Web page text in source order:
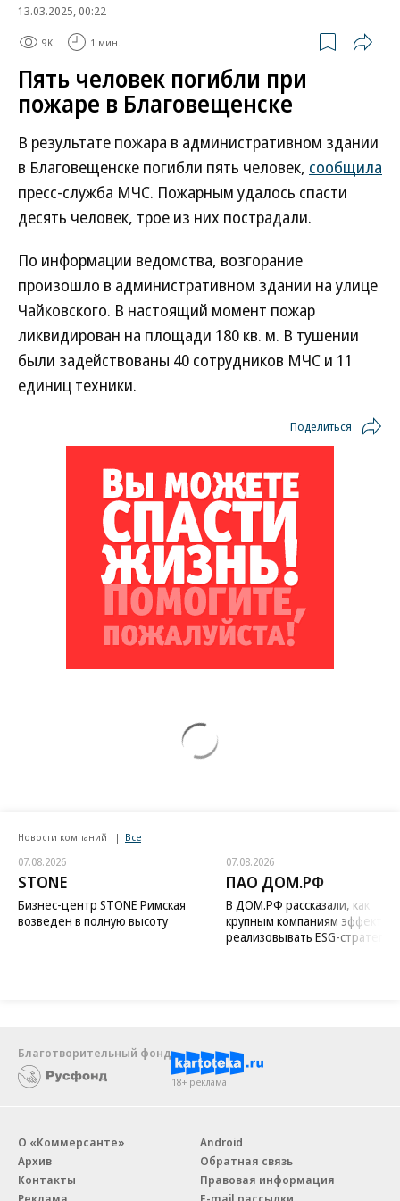
13.03.2025, 00:22
9K 1 мин.
Пять человек погибли при
пожаре в Благовещенске
В результате пожара в административном здании
в Благовещенске погибли пять человек, сообщила
пресс-служба МЧС. Пожарным удалось спасти
десять человек, трое из них пострадали.
По информации ведомства, возгорание
произошло в административном здании на улице
Чайковского. В настоящий момент пожар
ликвидирован на площади 180 кв. м. В тушении
были задействованы 40 сотрудников МЧС и 11
единиц техники.
Поделиться
Новости компаний Все
07.08.2026
STONE
Бизнес-центр STONE Римская
возведен в полную высоту
07.08.2026
ПАО ДОМ.РФ
В ДОМ.РФ рассказали, как
крупным компаниям
реализовывать ESG-стратегию
Благотворительный фонд
18+ реклама
О «Коммерсанте»
Архив
Контакты
Android
Обратная связь
Правовая информация